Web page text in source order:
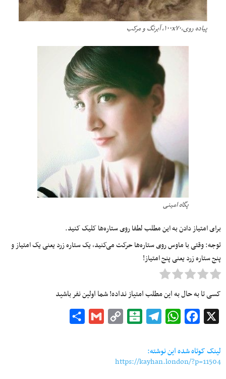
پیاده روى،١٠٠x٧٠، آبرنگ و مرکب
پگاه امینی
برای امتیاز دادن به این مطلب لطفا روی ستاره‌ها کلیک کنید.
توجه: وقتی با ماوس روی ستاره‌ها حرکت می‌کنید، یک ستاره زرد یعنی یک امتیاز و
پنج ستاره زرد یعنی پنج امتیاز!
کسی تا به حال به این مطلب امتیاز نداده! شما اولین نفر باشید
Facebook
WhatsApp
Telegram
Balatarin
Copy
Gmail
لینک کوتاه شده این نوشته:
https://kayhan.london/?p=11504